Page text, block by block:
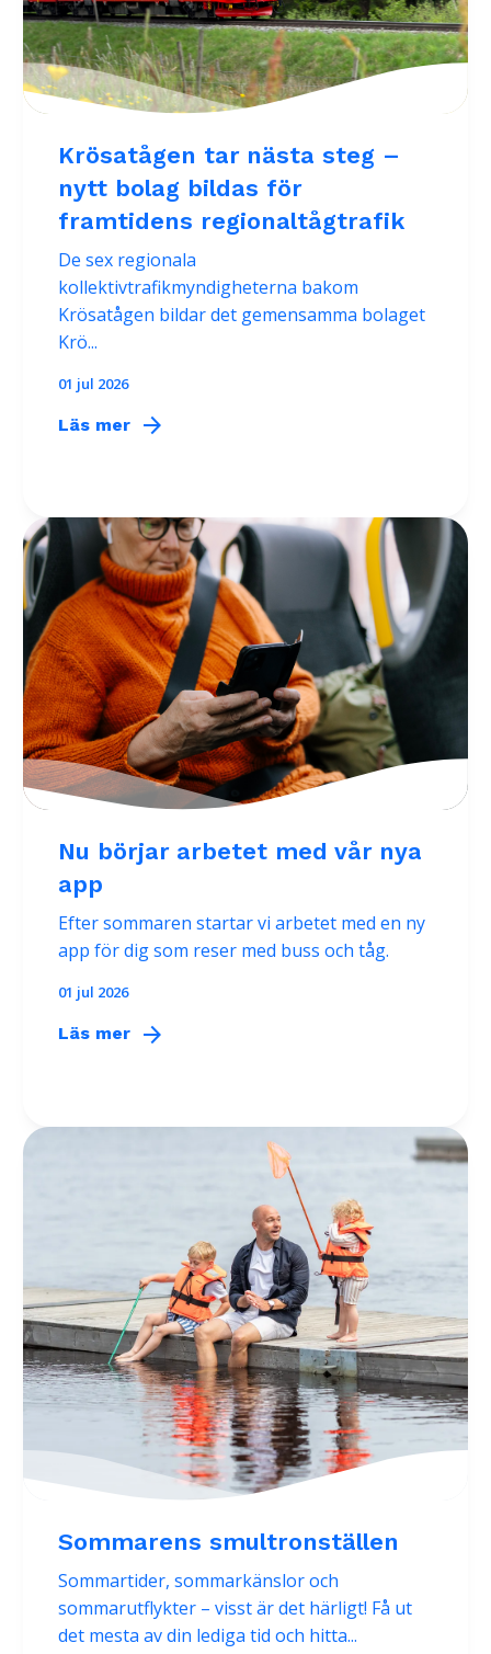
Krösatågen tar nästa steg –
nytt bolag bildas för
framtidens regionaltågtrafik
De sex regionala
kollektivtrafikmyndigheterna bakom
Krösatågen bildar det gemensamma bolaget
Krö...
01 jul 2026
Läs mer arrow_forward
Nu börjar arbetet med vår nya
app
Efter sommaren startar vi arbetet med en ny
app för dig som reser med buss och tåg.
01 jul 2026
Läs mer arrow_forward
Sommarens smultronställen
Sommartider, sommarkänslor och
sommarutflykter – visst är det härligt! Få ut
det mesta av din lediga tid och hitta...